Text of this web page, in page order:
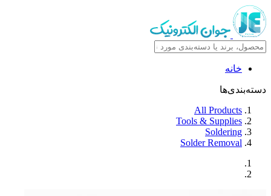
خانه
دسته‌بندی‌ها
All Products
Tools & Supplies
Soldering
Solder Removal